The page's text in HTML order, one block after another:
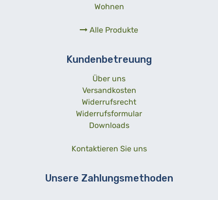
Wohnen
Alle Produkte
Kundenbetreuung
Über uns
Versandkosten
Widerrufsrecht
Widerrufsformular
Downloads
Kontaktieren Sie uns
Unsere Zahlungsmethoden